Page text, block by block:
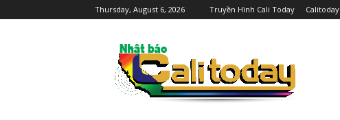
Thursday, August 6, 2026 Truyền Hình Cali Today